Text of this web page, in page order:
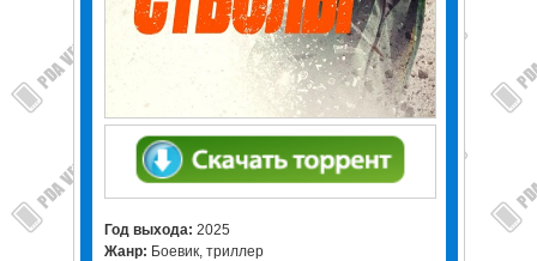
Год выхода: 2025
Жанр: Боевик, триллер